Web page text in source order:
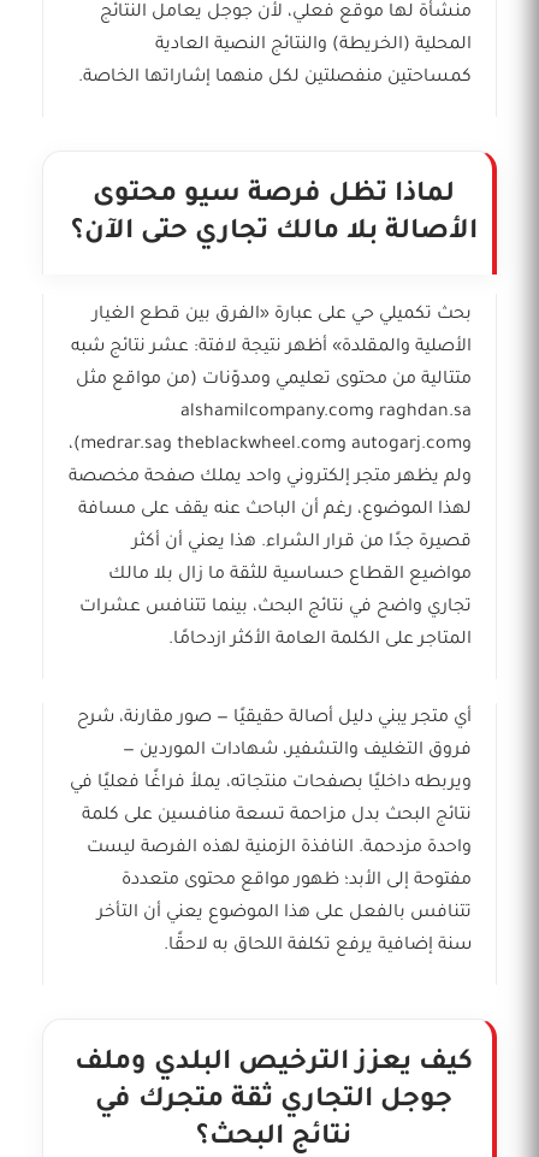
منشأة لها موقع فعلي، لأن جوجل يعامل النتائج
المحلية (الخريطة) والنتائج النصية العادية
كمساحتين منفصلتين لكل منهما إشاراتها الخاصة.
لماذا تظل فرصة سيو محتوى
الأصالة بلا مالك تجاري حتى الآن؟
بحث تكميلي حي على عبارة «الفرق بين قطع الغيار
الأصلية والمقلدة» أظهر نتيجة لافتة: عشر نتائج شبه
متتالية من محتوى تعليمي ومدوّنات (من مواقع مثل
raghdan.sa وalshamilcompany.com
وautogarj.com وtheblackwheel.com وmedrar.sa)،
ولم يظهر متجر إلكتروني واحد يملك صفحة مخصصة
لهذا الموضوع، رغم أن الباحث عنه يقف على مسافة
قصيرة جدًا من قرار الشراء. هذا يعني أن أكثر
مواضيع القطاع حساسية للثقة ما زال بلا مالك
تجاري واضح في نتائج البحث، بينما تتنافس عشرات
المتاجر على الكلمة العامة الأكثر ازدحامًا.
أي متجر يبني دليل أصالة حقيقيًا — صور مقارنة، شرح
فروق التغليف والتشفير، شهادات الموردين —
ويربطه داخليًا بصفحات منتجاته، يملأ فراغًا فعليًا في
نتائج البحث بدل مزاحمة تسعة منافسين على كلمة
واحدة مزدحمة. النافذة الزمنية لهذه الفرصة ليست
مفتوحة إلى الأبد؛ ظهور مواقع محتوى متعددة
تتنافس بالفعل على هذا الموضوع يعني أن التأخر
سنة إضافية يرفع تكلفة اللحاق به لاحقًا.
كيف يعزز الترخيص البلدي وملف
جوجل التجاري ثقة متجرك في
نتائج البحث؟